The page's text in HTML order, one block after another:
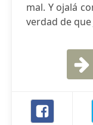
mal. Y ojalá
verdad de